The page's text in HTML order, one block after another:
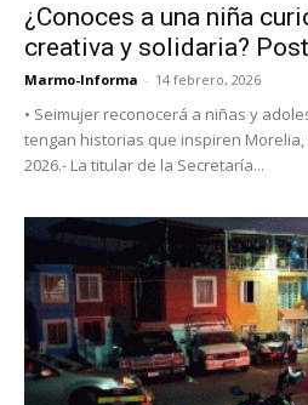
¿Conoces a una niña
creativa y solidaria?
Marmo-Informa - 14 febrero, 2026
• Seimujer reconocerá a niñas y
tengan historias que inspiren
2026.- La titular de la Secretaría...